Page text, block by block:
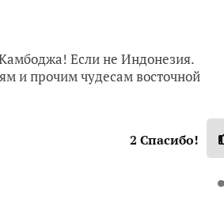
Если не Индонезия.
и прочим чудесам восточной
2 Спасибо!